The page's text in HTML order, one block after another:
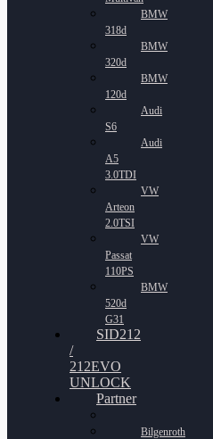
BMW
318d
BMW
320d
BMW
120d
Audi
S6
Audi
A5
3.0TDI
VW
Arteon
2.0TSI
VW
Passat
110PS
BMW
520d
G31
SID212
/
212EVO
UNLOCK
Partner
Bilgenroth